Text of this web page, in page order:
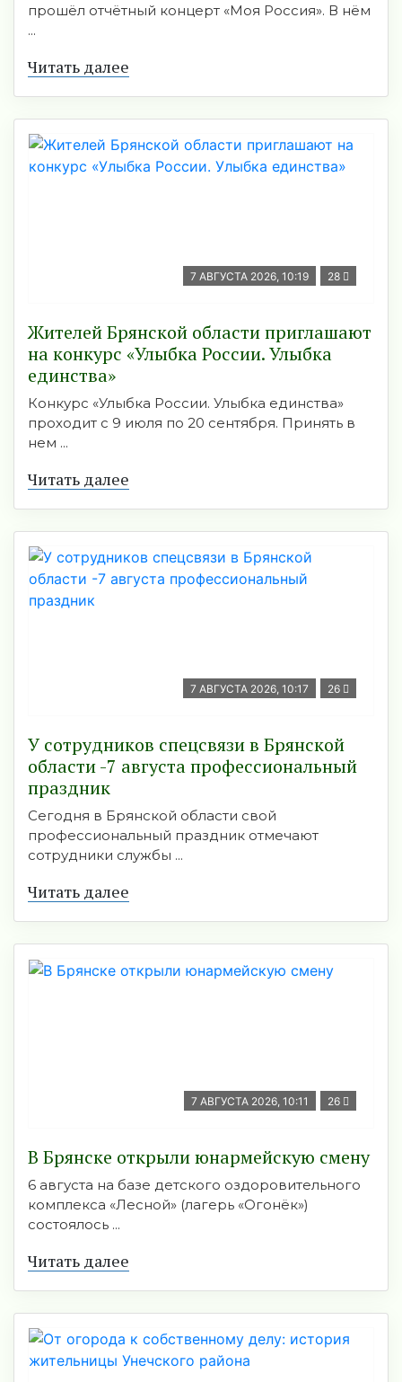
прошёл отчётный концерт «Моя Россия». В нём
...
Читать далее
7 АВГУСТА 2026, 10:19 28
Жителей Брянской области приглашают
на конкурс «Улыбка России. Улыбка
единства»
Конкурс «Улыбка России. Улыбка единства»
проходит с 9 июля по 20 сентября. Принять в
нем ...
Читать далее
7 АВГУСТА 2026, 10:17 26
У сотрудников спецсвязи в Брянской
области -7 августа профессиональный
праздник
Сегодня в Брянской области свой
профессиональный праздник отмечают
сотрудники службы ...
Читать далее
7 АВГУСТА 2026, 10:11 26
В Брянске открыли юнармейскую смену
6 августа на базе детского оздоровительного
комплекса «Лесной» (лагерь «Огонёк»)
состоялось ...
Читать далее